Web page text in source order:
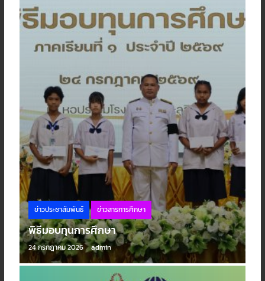
ข่าวประชาสัมพันธ์ ข่าวสารการศึกษา
พิธีมอบทุนการศึกษา
24 กรกฎาคม 2026 admin